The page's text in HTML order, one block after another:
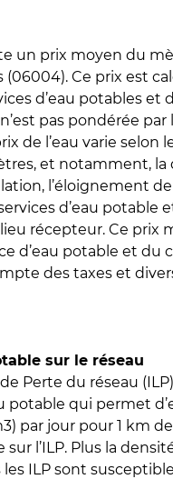
un prix moyen du
Ce prix est
d’eau potables et
pas pondérée
de l’eau varie selon
et notamment, la
l’éloignement
d’eau potable
récepteur. Ce prix
d’eau potable et du
des taxes et
sur le réseau
de Perte du réseau
potable qui permet
par jour pour 1 km
l’ILP. Plus la
ILP sont